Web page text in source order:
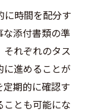
に時間を配分す
な添付書類の準
れぞれのタス
に進めることが
期的に確認す
ことも可能にな